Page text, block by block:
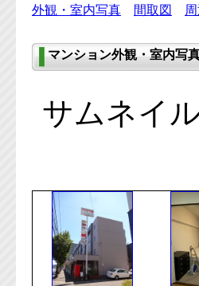
外観・室内写真 間取図
マンション外観・室内写
サムネイ